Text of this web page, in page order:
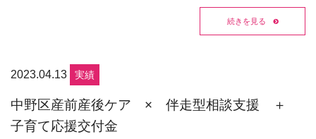
続きを見る
2023.04.13 実績
中野区産前産後ケア × 伴走型相談支援 ＋
子育て応援交付金